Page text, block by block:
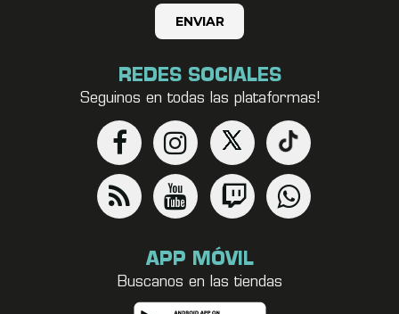
REDES SOCIALES
Seguinos en todas las plataformas!
APP MÓVIL
Buscanos en las tiendas